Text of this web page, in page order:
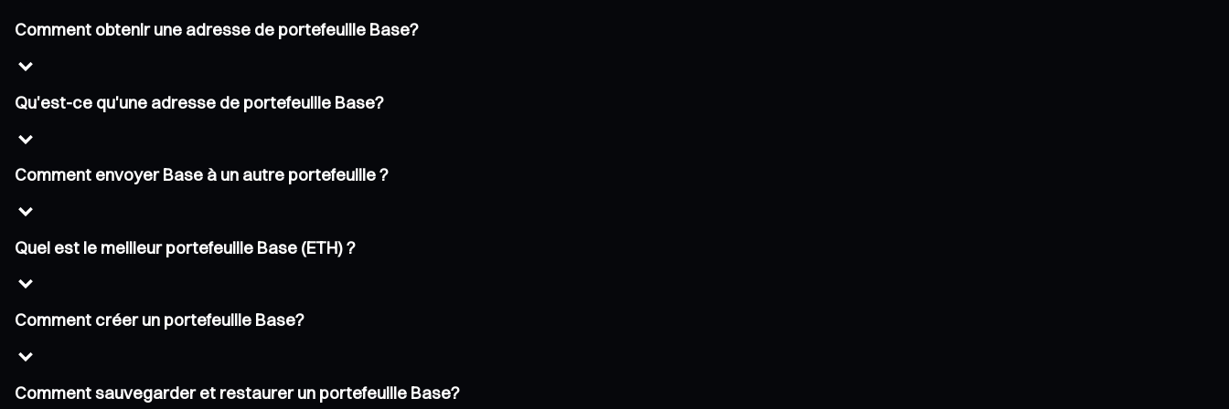
Comment obtenir une adresse de portefeuille Base?
Qu'est-ce qu'une adresse de portefeuille Base?
Comment envoyer Base à un autre portefeuille ?
Quel est le meilleur portefeuille Base (ETH) ?
Comment créer un portefeuille Base?
Comment sauvegarder et restaurer un portefeuille Base?